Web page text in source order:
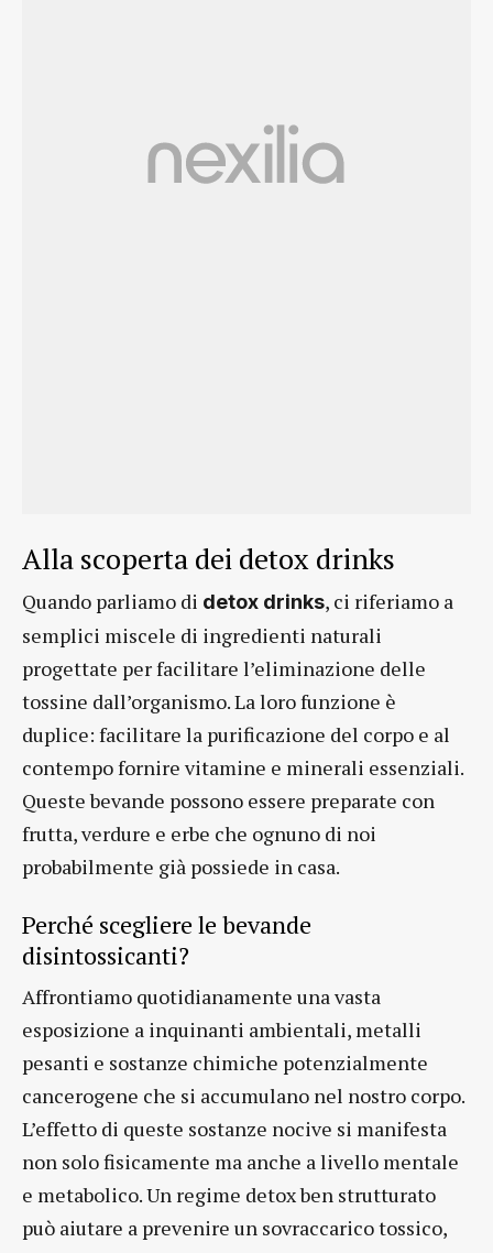
Alla scoperta dei detox drinks
Quando parliamo di detox drinks, ci riferiamo a
semplici miscele di ingredienti naturali
progettate per facilitare l’eliminazione delle
tossine dall’organismo. La loro funzione è
duplice: facilitare la purificazione del corpo e al
contempo fornire vitamine e minerali essenziali.
Queste bevande possono essere preparate con
frutta, verdure e erbe che ognuno di noi
probabilmente già possiede in casa.
Perché scegliere le bevande
disintossicanti?
Affrontiamo quotidianamente una vasta
esposizione a inquinanti ambientali, metalli
pesanti e sostanze chimiche potenzialmente
cancerogene che si accumulano nel nostro corpo.
L’effetto di queste sostanze nocive si manifesta
non solo fisicamente ma anche a livello mentale
e metabolico. Un regime detox ben strutturato
può aiutare a prevenire un sovraccarico tossico,